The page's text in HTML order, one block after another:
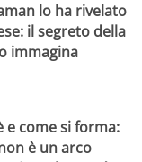
lo ha rivelato
il segreto della
immagina
e come si forma:
è un arco